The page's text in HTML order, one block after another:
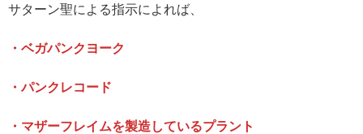
サターン聖による指示によれば、
・ベガパンクヨーク
・パンクレコード
・マザーフレイムを製造しているプラント